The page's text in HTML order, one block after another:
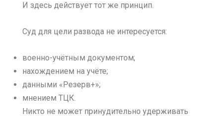
И здесь действует тот же принцип.
Суд для цели развода не интересуется:
военно-учётным документом;
нахождением на учёте;
данными «Резерв+»;
мнением ТЦК.
Никто не может принудительно удерживать